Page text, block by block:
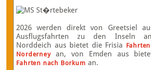
2026 werden direkt von Greetsiel
Ausflugsfahrten zu den Inseln
Norddeich aus bietet die Frisia
Norderneyan, von Emden aus
Fahrten nach Borkum an.